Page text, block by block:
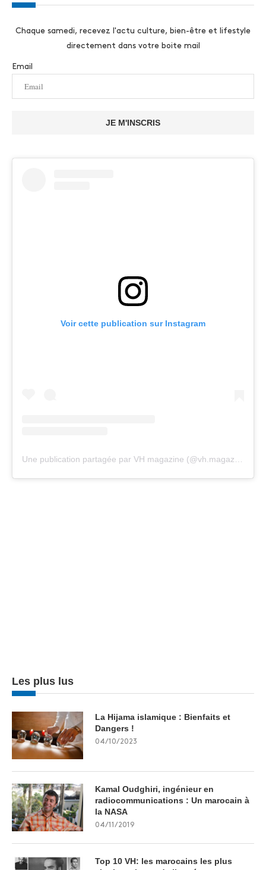
Chaque samedi, recevez l'actu culture, bien-être et lifestyle
directement dans votre boite mail
Email
JE M'INSCRIS
Voir cette publication sur Instagram
Une publication partagée par VH magazine (@vh.magazine)
Les plus lus
La Hijama islamique : Bienfaits et
Dangers !
04/10/2023
Kamal Oudghiri, ingénieur en
radiocommunications : Un marocain à
la NASA
04/11/2019
Top 10 VH: les marocains les plus